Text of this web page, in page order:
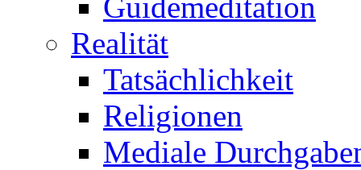
Realität
Tatsächlichkeit
Religionen
Mediale